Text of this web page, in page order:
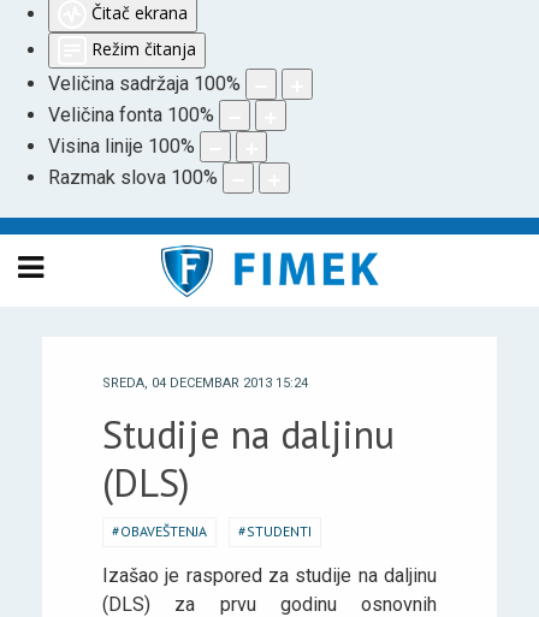
Čitač ekrana
Režim čitanja
Veličina sadržaja 100%
Veličina fonta 100%
Visina linije 100%
Razmak slova 100%
SREDA, 04 DECEMBAR 2013 15:24
Studije na daljinu
(DLS)
OBAVEŠTENJA STUDENTI
Izašao je raspored za studije na daljinu
(DLS) za prvu godinu osnovnih